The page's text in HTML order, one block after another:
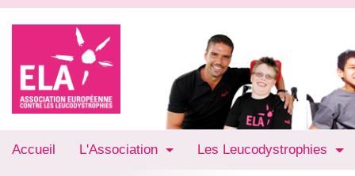
Accueil L'Association Les Leucodystrophies